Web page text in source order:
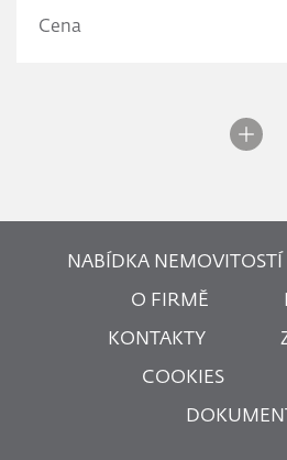
Cena
NABÍDKA NEMOVITOSTÍ
O FIRMĚ
KONTAKTY
COOKIES